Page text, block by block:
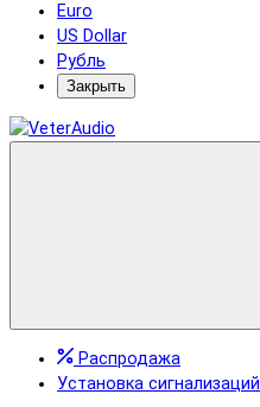
Euro
US Dollar
Рубль
Закрыть
Распродажа
Установка сигнализаций